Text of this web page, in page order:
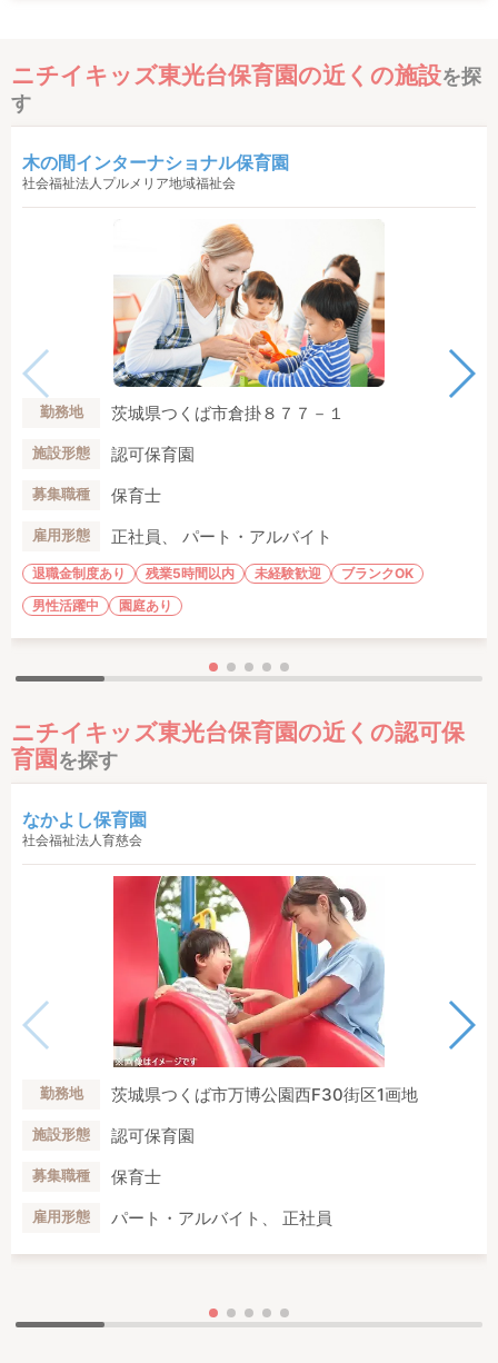
ニチイキッズ東光台保育園の近くの施設を探
す
木の間インターナショナル保育園
社会福祉法人プルメリア地域福祉会
勤務地 茨城県つくば市倉掛８７７－１
施設形態 認可保育園
募集職種 保育士
雇用形態 正社員、 パート・アルバイト
退職金制度あり 残業5時間以内 未経験歓迎
ブランクOK
男性活躍中
園庭あり
ニチイキッズ東光台保育園の近くの認可保
育園 を探す
なかよし保育園
社会福祉法人育慈会
勤務地 茨城県つくば市万博公園西F30街区1画地
施設形態 認可保育園
募集職種 保育士
雇用形態 パート・アルバイト、 正社員